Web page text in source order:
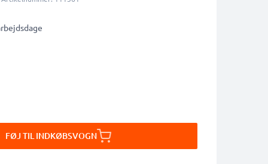
FØJ TIL INDKØBSVOGN